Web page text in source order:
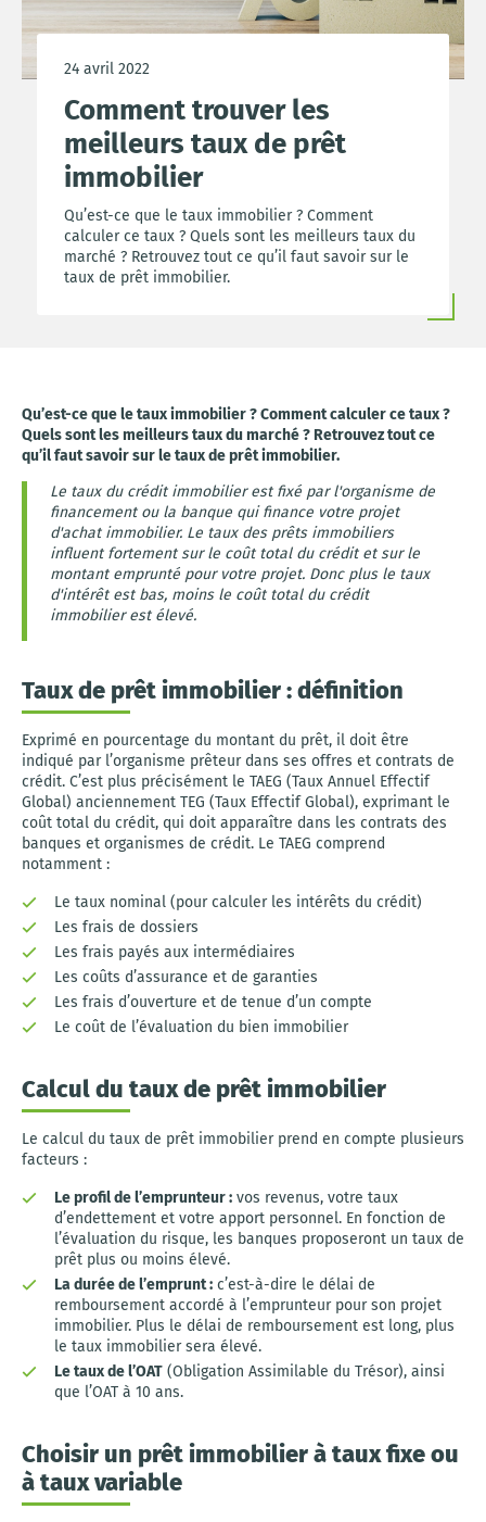
24 avril 2022
Comment trouver les
meilleurs taux de prêt
immobilier
Qu’est-ce que le taux immobilier ? Comment
calculer ce taux ? Quels sont les meilleurs taux du
marché ? Retrouvez tout ce qu’il faut savoir sur le
taux de prêt immobilier.
Qu’est-ce que le taux immobilier ? Comment calculer ce taux ?
Quels sont les meilleurs taux du marché ? Retrouvez tout ce
qu’il faut savoir sur le taux de prêt immobilier.
Le taux du crédit immobilier est fixé par l'organisme de
financement ou la banque qui finance votre projet
d'achat immobilier. Le taux des prêts immobiliers
influent fortement sur le coût total du crédit et sur le
montant emprunté pour votre projet. Donc plus le taux
d'intérêt est bas, moins le coût total du crédit
immobilier est élevé.
Taux de prêt immobilier : définition
Exprimé en pourcentage du montant du prêt, il doit être
indiqué par l’organisme prêteur dans ses offres et contrats de
crédit. C’est plus précisément le TAEG (Taux Annuel Effectif
Global) anciennement TEG (Taux Effectif Global), exprimant le
coût total du crédit, qui doit apparaître dans les contrats des
banques et organismes de crédit. Le TAEG comprend
notamment :
Le taux nominal (pour calculer les intérêts du crédit)
Les frais de dossiers
Les frais payés aux intermédiaires
Les coûts d’assurance et de garanties
Les frais d’ouverture et de tenue d’un compte
Le coût de l’évaluation du bien immobilier
Calcul du taux de prêt immobilier
Le calcul du taux de prêt immobilier prend en compte plusieurs
facteurs :
Le profil de l’emprunteur : vos revenus, votre taux
d’endettement et votre apport personnel. En fonction de
l’évaluation du risque, les banques proposeront un taux de
prêt plus ou moins élevé.
La durée de l’emprunt : c’est-à-dire le délai de
remboursement accordé à l’emprunteur pour son projet
immobilier. Plus le délai de remboursement est long, plus
le taux immobilier sera élevé.
Le taux de l’OAT (Obligation Assimilable du Trésor), ainsi
que l’OAT à 10 ans.
Choisir un prêt immobilier à taux fixe ou
à taux variable